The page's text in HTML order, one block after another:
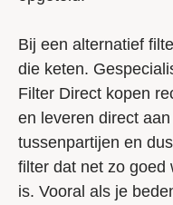
Bij een alternatief
die keten.
Filter Direct kopen
en leveren direct
tussenpartijen en
filter dat net zo goed
is. Vooral als je